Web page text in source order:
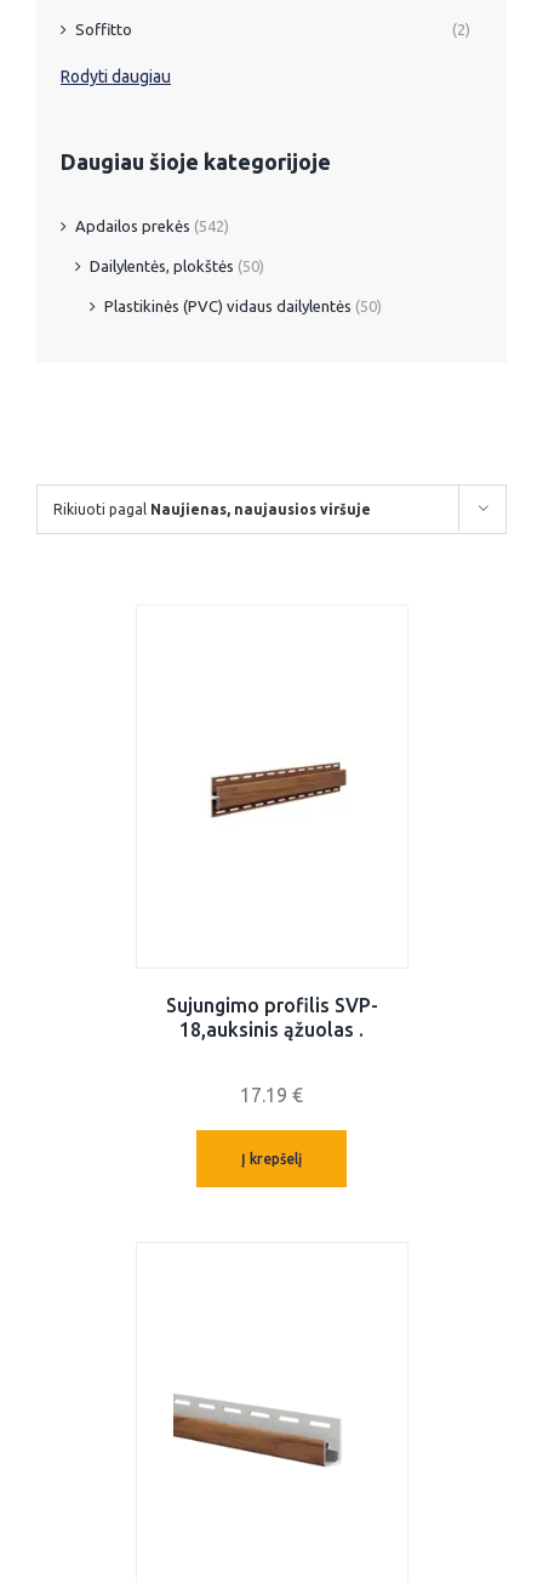
Rikiuoti pagal Naujienas, naujausios viršuje
Sujungimo profilis SVP-
18,auksinis ąžuolas .
17.19 €
Į krepšelį
Soffitto (2)
Rodyti daugiau
Daugiau šioje kategorijoje
Apdailos prekės (542)
Dailylentės, plokštės (50)
Plastikinės (PVC) vidaus dailylentės (50)